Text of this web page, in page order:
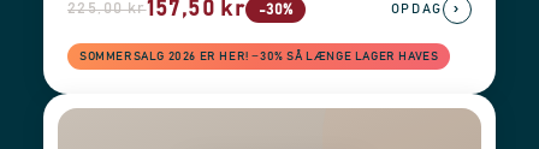
225,00 kr157,50 kr -30%
SOMMERSALG 2026 ER HER! −30% SÅ LÆNGE LAGER HAVES
OPDAG ›